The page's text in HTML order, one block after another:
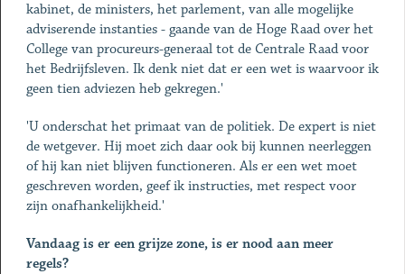
kabinet, de ministers, het parlement, van alle mogelijke
adviserende instanties - gaande van de Hoge Raad over het
College van procureurs-generaal tot de Centrale Raad voor
het Bedrijfsleven. Ik denk niet dat er een wet is waarvoor ik
geen tien adviezen heb gekregen.'
'U onderschat het primaat van de politiek. De expert is niet
de wetgever. Hij moet zich daar ook bij kunnen neerleggen
of hij kan niet blijven functioneren. Als er een wet moet
geschreven worden, geef ik instructies, met respect voor
zijn onafhankelijkheid.'
Vandaag is er een grijze zone, is er nood aan meer
regels?